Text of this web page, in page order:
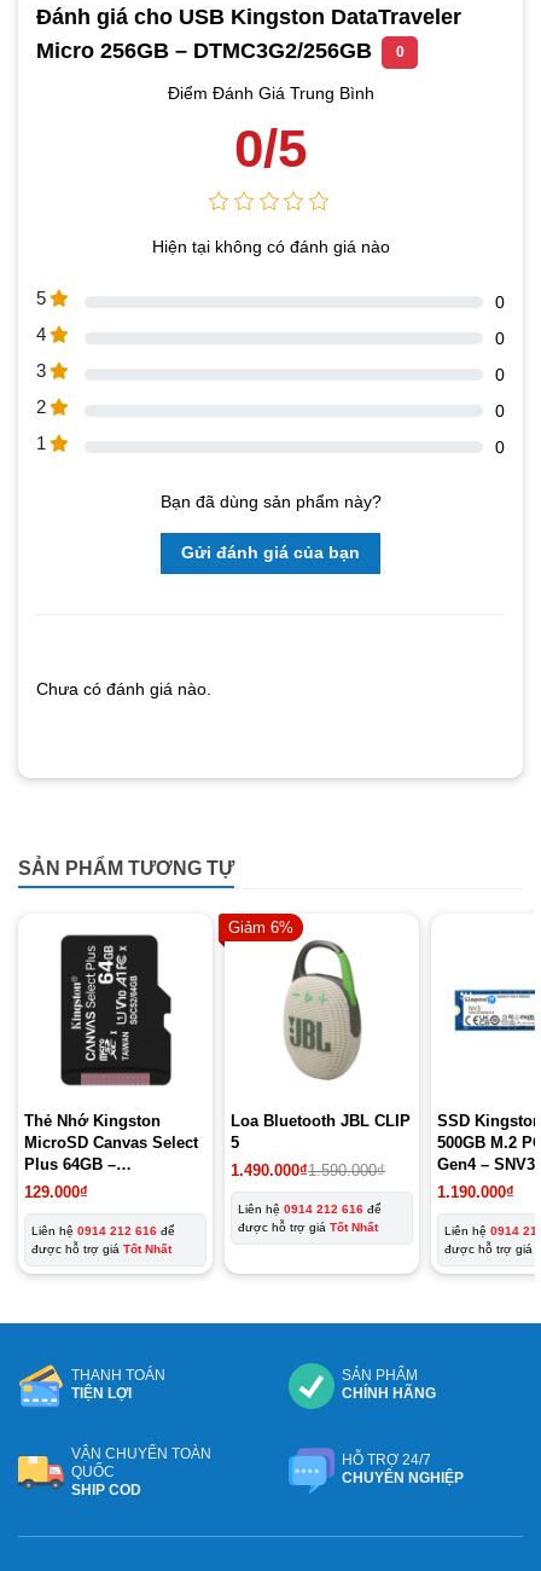
Đánh giá cho USB Kingston DataTraveler
Micro 256GB – DTMC3G2/256GB
0
Điểm Đánh Giá Trung Bình
0/5
Hiện tại không có đánh giá nào
5 0
4 0
3 0
2 0
1 0
Bạn đã dùng sản phẩm này?
Gửi đánh giá của bạn
Chưa có đánh giá nào.
SẢN PHẨM TƯƠNG TỰ
Thẻ Nhớ Kingston
MicroSD Canvas Select
Plus 64GB –
SDCS2/64GBSP
129.000₫
Liên hệ 0914 212 616 để
được hỗ trợ giá Tốt Nhất
Giảm 6%
Loa Bluetooth JBL CLIP
5
1.490.000₫1.590.000₫
Liên hệ0914 212 616 để
được hỗ trợ giáTốt Nhất
SSD
500GB M.2
Gen4 –
1.190.000₫
Liên hệ0914
được hỗ trợ giá
THANH TOÁN
TIỆN LỢI
SẢN PHẨM
CHÍNH HÃNG
VẬN CHUYỂN TOÀN
QUỐC
SHIP COD
HỖ TRỢ 24/7
CHUYÊN NGHIỆP